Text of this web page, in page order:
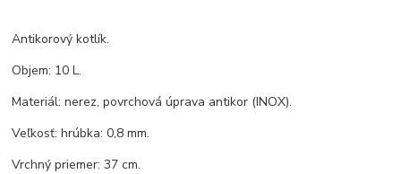
Antikorový kotlík.
Objem: 10 L.
Materiál: nerez, povrchová úprava antikor (INOX).
Veľkosť: hrúbka: 0,8 mm.
Vrchný priemer: 37 cm.